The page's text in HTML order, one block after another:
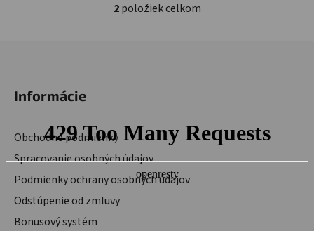
Ovládacie prvky výpisu
2položiek celkom
Informácie
Obchodné podmienky
Spracovanie osobných údajov
Podmienky ochrany osobných údajov
Odstúpenie od zmluvy
Bonusový systém